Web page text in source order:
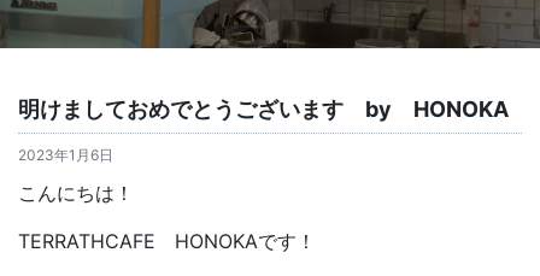
明けましておめでとうございます by HONOKA
2023年1月6日
こんにちは！
TERRATHCAFE HONOKAです！